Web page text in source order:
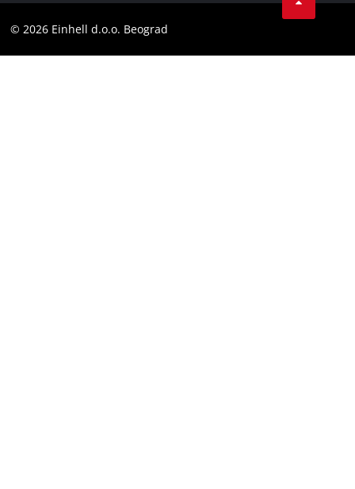
Usaglašenost
Facebook
© 2026 Einhell d.o.o. Beograd